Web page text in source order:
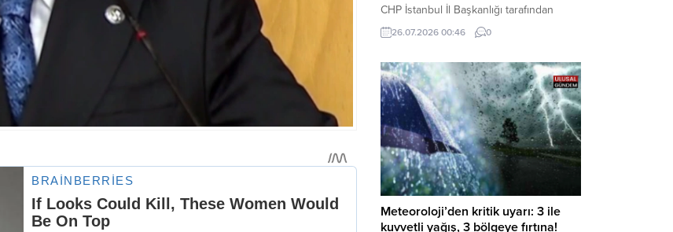
CHP İstanbul İl Başkanlığı tarafından
düzenlenen Üye Katılım Töreni’nde
konuşan Kemal Kılıçdaroğlu; partinin
beşli çetelerle mücadeleden Aile
Destekleri Sigortası’na kadar birçok kritik
konuda sert ve net mesajlar verdi. Haber
Merkezi – CHP Genel Başkanı Kemal
Kılıçdaroğlu, Rauf Denktaş Kültür
Merkezi’nde gerçekleştirilen ve yeni
üyelere rozetlerinin takıldığı...
26.07.2026 00:46 0
Meteoroloji’den kritik uyarı: 3 ile
kuvvetli yağış, 3 bölgeye fırtına!